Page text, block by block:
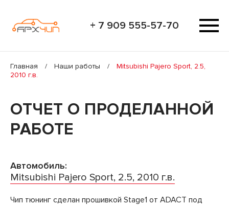
+ 7 909 555-57-70
Главная / Наши работы /
Mitsubishi Pajero Sport, 2.5,
2010 г.в.
ОТЧЕТ О ПРОДЕЛАННОЙ
РАБОТЕ
Автомобиль:
Mitsubishi Pajero Sport, 2.5, 2010 г.в.
Чип тюнинг сделан прошивкой Stage1 от ADACT под